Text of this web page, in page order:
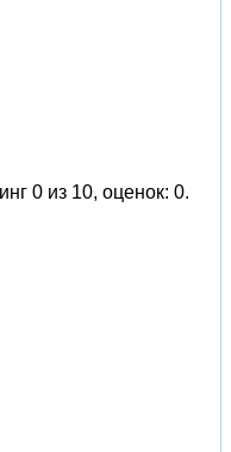
0 из 10, оценок: 0.